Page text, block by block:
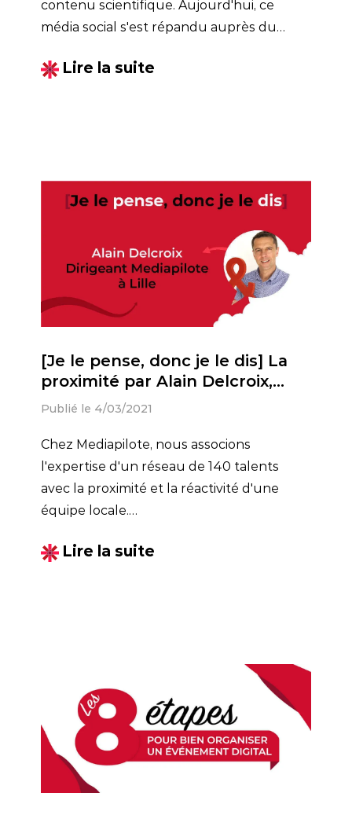
contenu scientifique. Aujourd'hui, ce
média social s'est répandu auprès du
sites web les plus populaires au monde.
Lire la suite
[Je le pense, donc je le dis] La
proximité par Alain Delcroix,
dirigeant Mediapilote à Lille
Publié le 4/03/2021
Chez Mediapilote, nous associons
l'expertise d'un réseau de 140 talents
avec la proximité et la réactivité d'une
équipe locale.
est-elle LE facteur-clé menant à la
Lire la suite